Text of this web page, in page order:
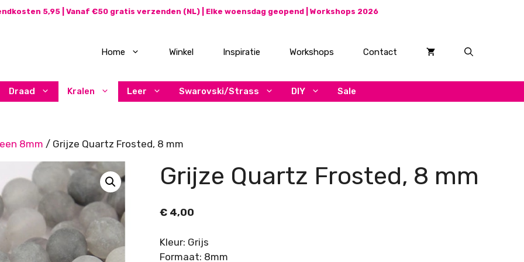
5,95 | Vanaf €50 gratis verzenden (NL) | Elke woensdag geopend | Workshops 2026
Home Winkel Inspiratie Workshops Contact
Draad Kralen Leer Swarovski/Strass DIY Sale
8mm / Grijze Quartz Frosted, 8 mm
Grijze Quartz Frosted, 8 mm
€4,00
Kleur: Grijs
Formaat: 8mm